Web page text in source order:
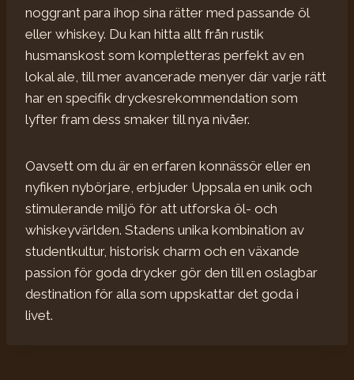
noggrant para ihop sina rätter med passande öl
eller whiskey. Du kan hitta allt från rustik
husmanskost som kompletteras perfekt av en
lokal ale, till mer avancerade menyer där varje rätt
har en specifik dryckesrekommendation som
lyfter fram dess smaker till nya nivåer.
Oavsett om du är en erfaren konnässör eller en
nyfiken nybörjare, erbjuder Uppsala en unik och
stimulerande miljö för att utforska öl- och
whiskeyvärlden. Stadens unika kombination av
studentkultur, historisk charm och en växande
passion för goda drycker gör den till en oslagbar
destination för alla som uppskattar det goda i
livet.